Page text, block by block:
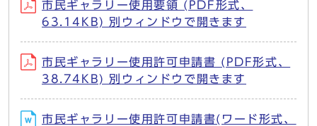
市民ギャラリー使用要領 (PDF形式、
63.14KB) 別ウィンドウで開きます
市民ギャラリー使用許可申請書 (PDF形式、
38.74KB) 別ウィンドウで開きます
市民ギャラリー使用許可申請書(ワード形式、